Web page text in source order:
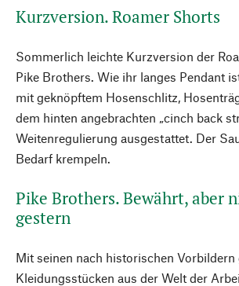
Kurzversion. Roamer Shorts
Sommerlich leichte Kurzversion der
Pike Brothers. Wie ihr langes Pendant
mit geknöpftem Hosenschlitz,
dem hinten angebrachten „cinch back
Weitenregulierung ausgestattet. Der
Bedarf krempeln.
Pike Brothers. Bewährt, aber
gestern
Mit seinen nach historischen Vorbildern
Kleidungsstücken aus der Welt der